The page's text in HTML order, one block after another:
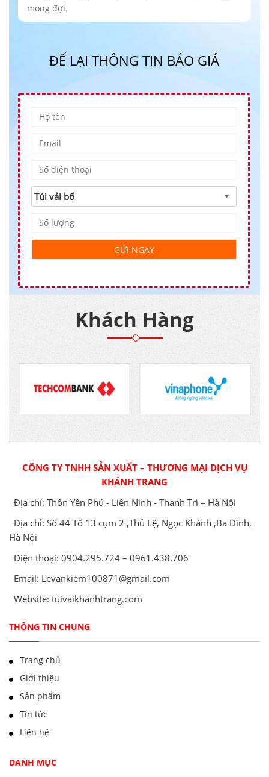
mong đợi.
ĐỂ LẠI THÔNG TIN BÁO GIÁ
Khách Hàng
CÔNG TY TNHH SẢN XUẤT – THƯƠNG MẠI DỊCH VỤ
KHÁNH TRANG
Địa chỉ: Thôn Yên Phú - Liên Ninh - Thanh Trì – Hà Nội
Địa chỉ: Số 44 Tổ 13 cụm 2 ,Thủ Lệ, Ngọc Khánh ,Ba Đình,
Hà Nội
Điện thoại: 0904.295.724 – 0961.438.706
Email: Levankiem100871@gmail.com
Website: tuivaikhanhtrang.com
THÔNG TIN CHUNG
Trang chủ
Giới thiệu
Sản phẩm
Tin tức
Liên hệ
DANH MỤC